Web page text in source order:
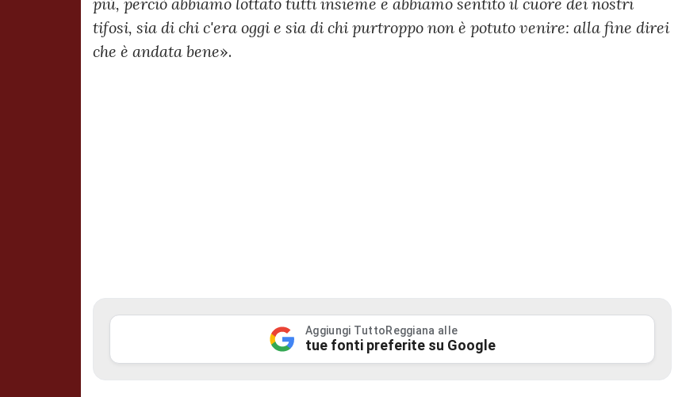
tifosi, sia di chi c'era oggi e sia di chi purtroppo non è potuto venire: alla fine direi
che è andata bene».
Aggiungi TuttoReggiana alle
tue fonti preferite su Google